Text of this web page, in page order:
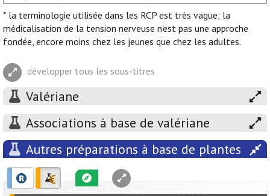
* la terminologie utilisée dans les RCP est très vague; la
médicalisation de la tension nerveuse n'est pas une approche
fondée, encore moins chez les jeunes que chez les adultes.
développer tous les sous-titres
Valériane
Associations à base de valériane
Autres préparations à base de plantes